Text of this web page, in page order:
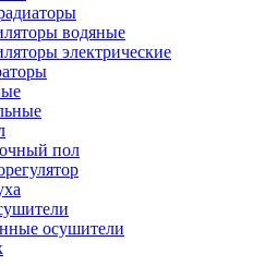
водяные
электрические
пол
осушители